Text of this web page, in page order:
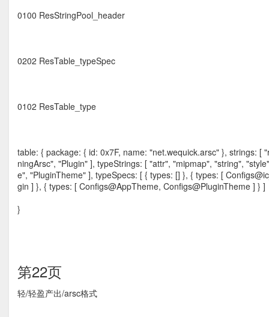
0100 ResStringPool_header
0202 ResTable_typeSpec
0102 ResTable_type
table: { package: { id: 0x7F, name: "net.wequick.arsc" }, strings:
ningArsc", "Plugin" ], typeStrings: [ "attr", "mipmap", "string",
e", "PluginTheme" ], typeSpecs: [ { types: [] }, { types: [
gin ] }, { types: [ Configs@AppTheme, Configs@PluginTheme ] } ]
}
第22页
轻/轻盈产出/arsc格式